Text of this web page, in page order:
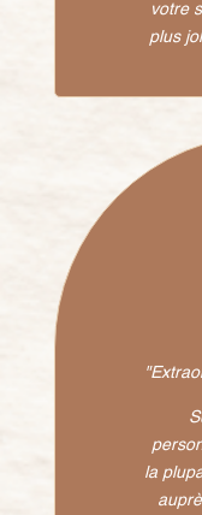
votre
plus
"
la